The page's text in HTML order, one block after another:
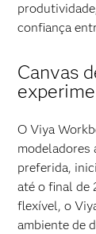
confiança
Canvas
O Viya
modeladores
preferida,
até o final de
flexível, o
ambiente de